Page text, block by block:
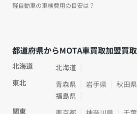
軽自動車の車検費用の目安は？
都道府県からMOTA車買取加盟買
北海道
北海道
東北
青森県 岩手県 秋田県
福島県
関東